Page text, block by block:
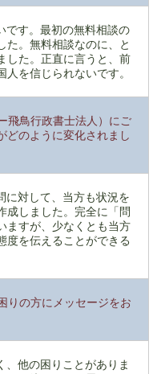
です。最初の無料相談の
た。無料相談なのに、と
した。正直に言うと、前
を信じられないです。
飛鳥行政書士法人）にご
どのように変化されまし
に対して、当方も状況を
成しました。完全に「問
ますが、少なくとも当方
度を伝えることができる
りの方にメッセージをお
、他の困りことがありま